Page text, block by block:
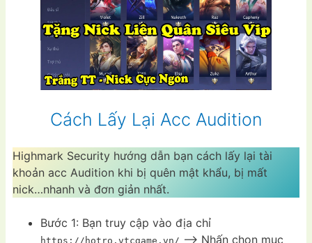
Cách Lấy Lại Acc Audition
Highmark Security hướng dẫn bạn cách lấy lại tài
khoản acc Audition khi bị quên mật khẩu, bị mất
nick…nhanh và đơn giản nhất.
Bước 1: Bạn truy cập vào địa chỉ
https://hotro.vtcgame.vn/ –> Nhấn chọn mục